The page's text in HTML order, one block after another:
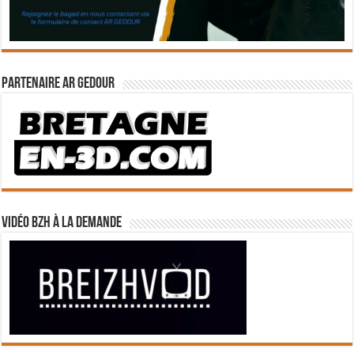
Partenaire Ar Gedour
Vidéo BZH à la demande